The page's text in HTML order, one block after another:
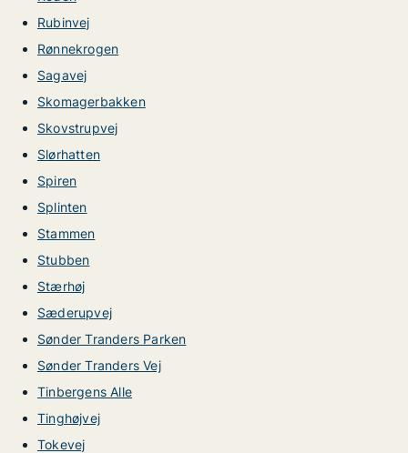
Rubinvej
Rønnekrogen
Sagavej
Skomagerbakken
Skovstrupvej
Slørhatten
Spiren
Splinten
Stammen
Stubben
Stærhøj
Sæderupvej
Sønder Tranders Parken
Sønder Tranders Vej
Tinbergens Alle
Tinghøjvej
Tokevej